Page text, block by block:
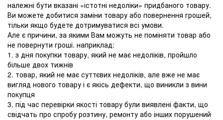
належні бути вказані «істотні недоліки» придбаного товару.
Ви можете добитися заміни товару або повернення грошей,
тільки якщо будете дотримуватися всі умови.
Але є причини, за якими Вам можуть не поміняти товар або
не повернути гроші. наприклад:
1. з дня покупки товару, який не має недоліків, пройшло
більше двох тижнів
2. товар, який не має суттєвих недоліків, але вже не має
вигляд нового товару і є якісь дефекти, що виникли з вини
покупця
3. під час перевірки якості товару були виявлені факти, що
свідчать про спробу розтину, ремонту або інших порушений